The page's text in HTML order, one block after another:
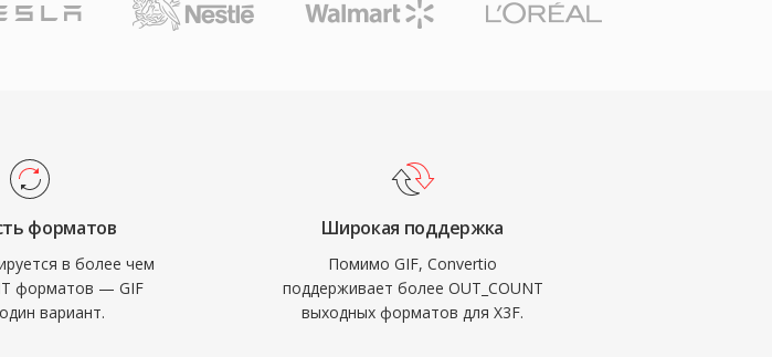
форматов
в более чем
форматов — GIF
вариант.
Широкая поддержка
Помимо GIF, Convertio
поддерживает более OUT_COUNT
выходных форматов для X3F.